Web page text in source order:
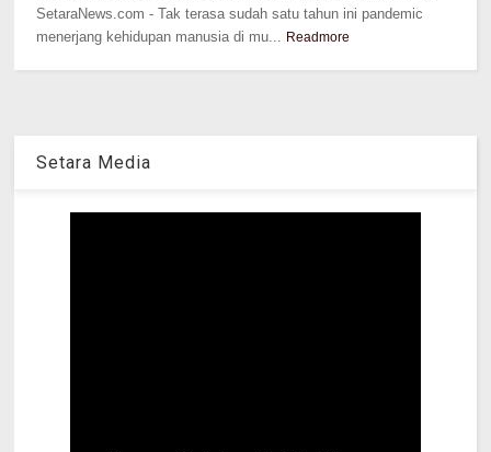
SetaraNews.com - Tak terasa sudah satu tahun ini pandemic
menerjang kehidupan manusia di mu... Readmore
Setara Media